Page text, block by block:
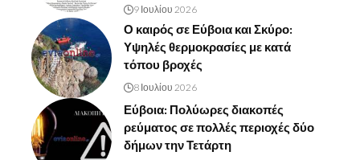
9 Ιουλίου 2026
Ο καιρός σε Εύβοια και Σκύρο:
Υψηλές θερμοκρασίες με κατά
τόπου βροχές
8 Ιουλίου 2026
Εύβοια: Πολύωρες διακοπές
ρεύματος σε πολλές περιοχές δύο
δήμων την Τετάρτη